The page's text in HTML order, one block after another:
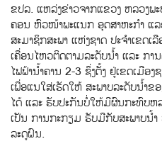
ຂປລ. ແຫລ່ງຂ່າວຈາກແຂວງ ຫລວງພ
ຄອນ ຫົວໜ້າພະແນກ ອຸດສາຫະກຳ ແລ
ສະມາຊິກສະພາ ແຫ່ງຊາດ ປະຈຳເຂດ
ເຄື່ອນໄຫວຕິດຕາມລະດັບນ້ຳ ແລະ ກາ
ໄຟຟ້ານ້ຳຄານ 2-3 ຊ່ຶງຕ້ັງ ຢູ່ເຂດເມືອ
ເພື່ອແນໃສ່ເຮັດໃຫ້ ສະພາບລະດັບນ້ຳ
ໄດ້ ແລະ ຮັບປະກັນບໍ່ໃຫ້ມີຜົນກະທົບຫ
ເປັນ ການກະກຽມ ຮັບມືກັບສະພາບນ້ໍ
ລະດູຝົນ.